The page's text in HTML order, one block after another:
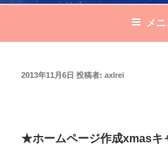
メ
投
2013年11月6日 投稿者: axlrei
★ホームページ作成xmasキ